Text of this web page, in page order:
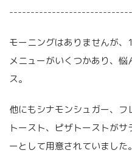
モーニングはありませんが
メニューがいくつかあり、
ス。
他にもシナモンシュガー、
トースト、ピザトーストが
ーとして用意されていました。